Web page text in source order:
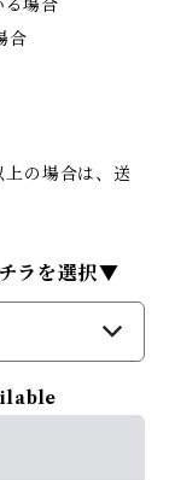
場合
合
の場合は、送
ラを選択▼